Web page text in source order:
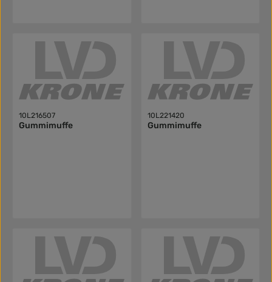
10L216507
Gummimuffe
10L221420
Gummimuffe